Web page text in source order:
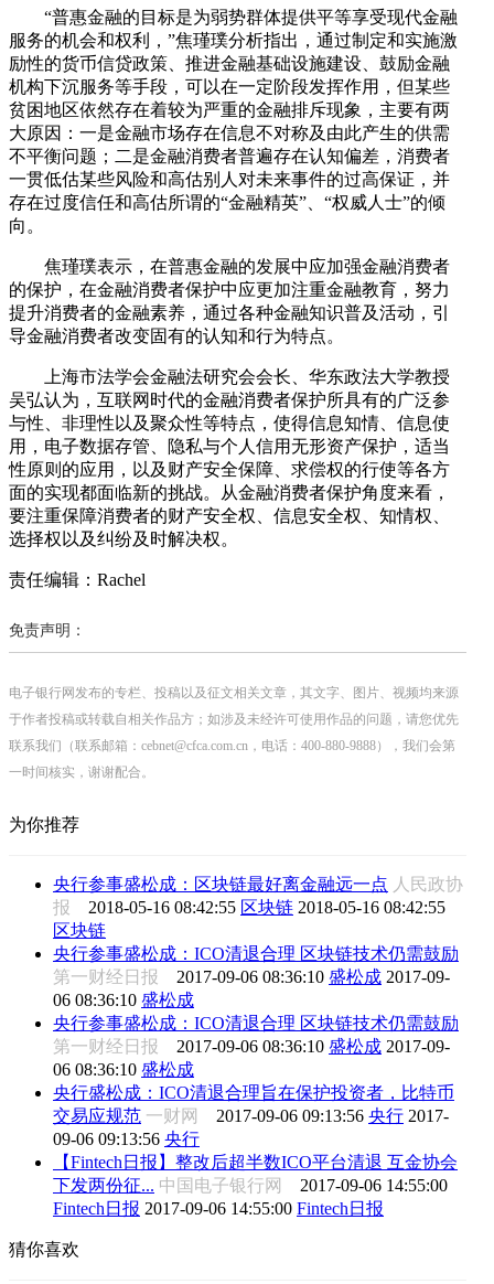
“普惠金融的目标是为弱势群体提供平等享受现代金融
服务的机会和权利，”焦瑾璞分析指出，通过制定和实施激
励性的货币信贷政策、推进金融基础设施建设、鼓励金融
机构下沉服务等手段，可以在一定阶段发挥作用，但某些
贫困地区依然存在着较为严重的金融排斥现象，主要有两
大原因：一是金融市场存在信息不对称及由此产生的供需
不平衡问题；二是金融消费者普遍存在认知偏差，消费者
一贯低估某些风险和高估别人对未来事件的过高保证，并
存在过度信任和高估所谓的“金融精英”、“权威人士”的倾
向。
焦瑾璞表示，在普惠金融的发展中应加强金融消费者
的保护，在金融消费者保护中应更加注重金融教育，努力
提升消费者的金融素养，通过各种金融知识普及活动，引
导金融消费者改变固有的认知和行为特点。
上海市法学会金融法研究会会长、华东政法大学教授
吴弘认为，互联网时代的金融消费者保护所具有的广泛参
与性、非理性以及聚众性等特点，使得信息知情、信息使
用，电子数据存管、隐私与个人信用无形资产保护，适当
性原则的应用，以及财产安全保障、求偿权的行使等各方
面的实现都面临新的挑战。从金融消费者保护角度来看，
要注重保障消费者的财产安全权、信息安全权、知情权、
选择权以及纠纷及时解决权。
责任编辑：Rachel
免责声明：
电子银行网发布的专栏、投稿以及征文相关文章，其文字、图片、视频均来源
于作者投稿或转载自相关作品方；如涉及未经许可使用作品的问题，请您优先
联系我们（联系邮箱：cebnet@cfca.com.cn，电话：400-880-9888），我们会第
一时间核实，谢谢配合。
为你推荐
央行参事盛松成：区块链最好离金融远一点 人民政协
报 2018-05-16 08:42:55 区块链 2018-05-16 08:42:55
区块链
央行参事盛松成：ICO清退合理 区块链技术仍需鼓励
第一财经日报 2017-09-06 08:36:10 盛松成 2017-09-
06 08:36:10 盛松成
央行参事盛松成：ICO清退合理 区块链技术仍需鼓励
第一财经日报 2017-09-06 08:36:10 盛松成 2017-09-
06 08:36:10 盛松成
央行盛松成：ICO清退合理旨在保护投资者，比特币
交易应规范 一财网 2017-09-06 09:13:56 央行 2017-
09-06 09:13:56 央行
【Fintech日报】整改后超半数ICO平台清退 互金协会
下发两份征... 中国电子银行网 2017-09-06 14:55:00
Fintech日报 2017-09-06 14:55:00 Fintech日报
猜你喜欢